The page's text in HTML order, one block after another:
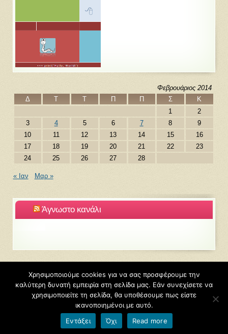
Φεβρουάριος 2014
Δ
Τ Τ Π Π Σ
Κ
1
2
3
4 5 6 7 8
9
10
11 12 13 14 15
16
17
18 19 20 21 22
23
24
25 26 27 28
« Ιαν Μαρ »
Άγνωστο κανάλι
©2026 Αγγελιδάκης Νίκος
Φιλοξενείται απόBlogs.sch.gr
Όροι χρήσης blogs.sch.gr|Δήλωση προσβασιμότητας
Χρησιμοποιούμε cookies για να σας προσφέρουμε την
καλύτερη δυνατή εμπειρία στη σελίδα μας. Εάν συνεχίσετε να
χρησιμοποιείτε τη σελίδα, θα υποθέσουμε πως είστε
ικανοποιημένοι με αυτό.
Εντάξει
Όχι Read more